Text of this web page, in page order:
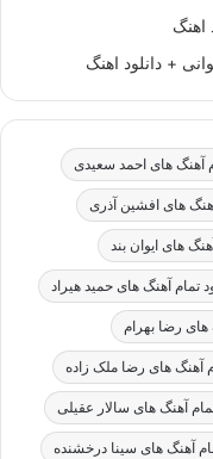
اهنگ
+ دانلود اهنگ
آهنگ های احمد سعیدی
آهنگ های افشین آذری
های ایوان بند
تمام آهنگ های حمید هیراد
های رضا بهرام
آهنگ های رضا ملک زاده
تمام آهنگ های سالار عقیلی
آهنگ های سینا درخشنده